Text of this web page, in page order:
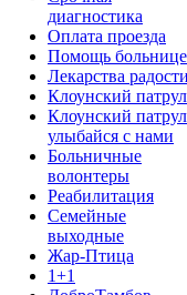
диагностика
Оплата проезда
Помощь больнице
Лекарства
Клоунский
Клоунский
улыбайся с нами
Больничные
волонтеры
Реабилитация
Семейные
выходные
Жар-Птица
1+1